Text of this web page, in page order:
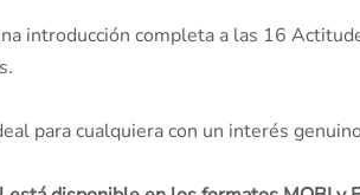
introducción completa a las 16
para cualquiera con un interés